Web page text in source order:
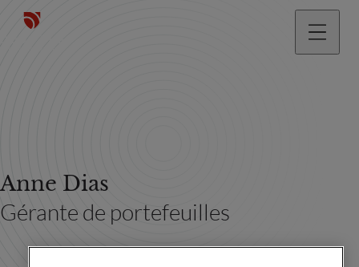
Anne Dias
Gérante de portefeuilles